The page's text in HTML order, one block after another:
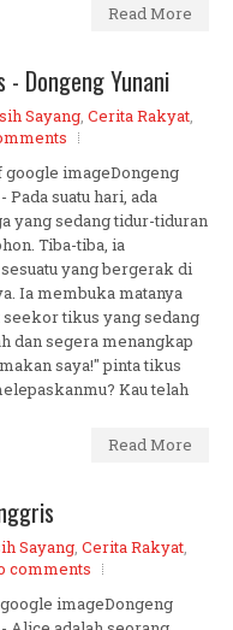
Read More
- Dongeng Yunani
Sayang, Cerita Rakyat,
google imageDongeng
Pada suatu hari, ada
yang sedang tidur-tiduran
Tiba-tiba, ia
yang bergerak di
Ia membuka matanya
tikus yang sedang
dan segera menangkap
saya!" pinta tikus
Kau telah
Read More
Sayang, Cerita Rakyat,
comments
imageDongeng